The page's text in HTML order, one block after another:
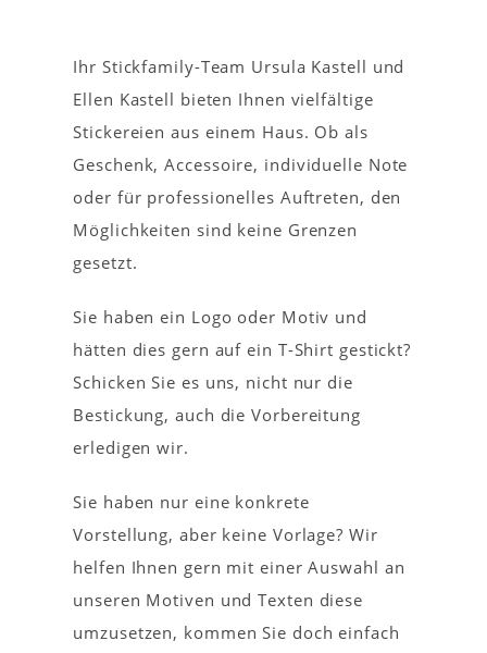
Ihr Stickfamily-Team Ursula Kastell und
Ellen Kastell bieten Ihnen vielfältige
Stickereien aus einem Haus. Ob als
Geschenk, Accessoire, individuelle Note
oder für professionelles Auftreten, den
Möglichkeiten sind keine Grenzen
gesetzt.
Sie haben ein Logo oder Motiv und
hätten dies gern auf ein T-Shirt gestickt?
Schicken Sie es uns, nicht nur die
Bestickung, auch die Vorbereitung
erledigen wir.
Sie haben nur eine konkrete
Vorstellung, aber keine Vorlage? Wir
helfen Ihnen gern mit einer Auswahl an
unseren Motiven und Texten diese
umzusetzen, kommen Sie doch einfach